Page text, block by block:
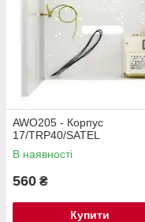
AWO205 - Корпус
17/TRP40/SATEL
В наявності
560 ₴
Купити